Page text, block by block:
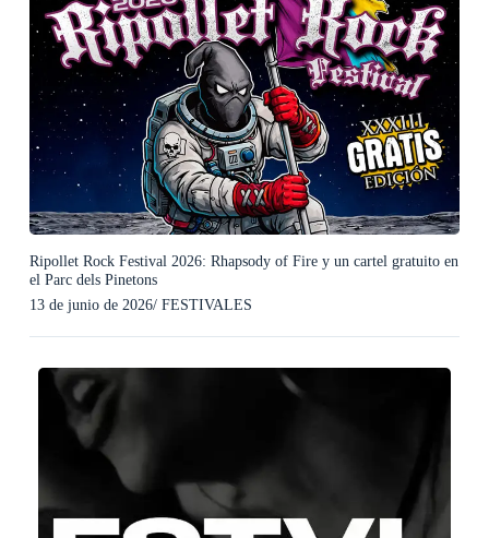
Ripollet Rock Festival 2026: Rhapsody of Fire y un cartel gratuito en
el Parc dels Pinetons
13 de junio de 2026/ FESTIVALES